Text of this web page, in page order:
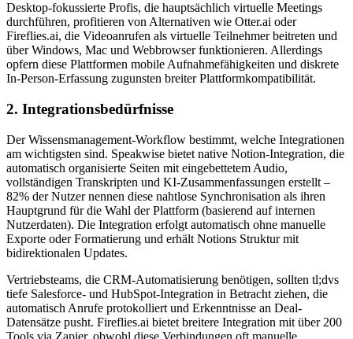
Desktop-fokussierte Profis, die hauptsächlich virtuelle Meetings
durchführen, profitieren von Alternativen wie Otter.ai oder
Fireflies.ai, die Videoanrufen als virtuelle Teilnehmer beitreten und
über Windows, Mac und Webbrowser funktionieren. Allerdings
opfern diese Plattformen mobile Aufnahmefähigkeiten und diskrete
In-Person-Erfassung zugunsten breiter Plattformkompatibilität.
2. Integrationsbedürfnisse
Der Wissensmanagement-Workflow bestimmt, welche Integrationen
am wichtigsten sind. Speakwise bietet native Notion-Integration, die
automatisch organisierte Seiten mit eingebettetem Audio,
vollständigen Transkripten und KI-Zusammenfassungen erstellt –
82% der Nutzer nennen diese nahtlose Synchronisation als ihren
Hauptgrund für die Wahl der Plattform (basierend auf internen
Nutzerdaten). Die Integration erfolgt automatisch ohne manuelle
Exporte oder Formatierung und erhält Notions Struktur mit
bidirektionalen Updates.
Vertriebsteams, die CRM-Automatisierung benötigen, sollten tl;dvs
tiefe Salesforce- und HubSpot-Integration in Betracht ziehen, die
automatisch Anrufe protokolliert und Erkenntnisse an Deal-
Datensätze pusht. Fireflies.ai bietet breitere Integration mit über 200
Tools via Zapier, obwohl diese Verbindungen oft manuelle